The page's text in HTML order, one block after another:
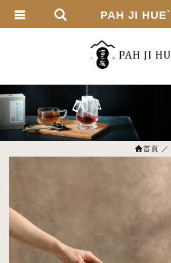
首頁
PAH JI HUE`
會員註冊
忘記密碼
追蹤清單
匯款通知